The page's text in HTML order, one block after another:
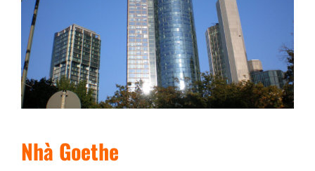
Nhà Goethe